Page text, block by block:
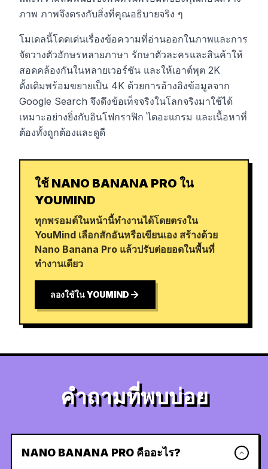
ภาพ ภาพจึงตรงกับสิ่งที่คุณอธิบายจริง ๆ
โมเดลนี้โดดเด่นเรื่องข้อความที่อ่านออกในภาพและการ
จัดวางตัวอักษรหลายภาษา รักษาตัวละครและสินค้าให้
สอดคล้องกันในหลายเวอร์ชัน และให้เอาต์พุต 2K
ดั้งเดิมพร้อมขยายเป็น 4K ด้วยการอ้างอิงข้อมูลจาก
Google Search จึงดึงข้อเท็จจริงในโลกจริงมาใช้ได้
เหมาะอย่างยิ่งกับอินโฟกราฟิก ไดอะแกรม และเนื้อหาที่
ต้องทั้งถูกต้องและดูดี
ใช้ NANO BANANA PRO ใน
YOUMIND
ทุกพรอมต์ในหน้านี้ทำงานได้โดยตรงใน
YouMind เลือกสักอันหรือเขียนเอง สร้างด้วย
Nano Banana Pro แล้วปรับต่อยอดในพื้นที่
ทำงานเดียว
ลองใช้ใน YOUMIND
คำถามที่พบบ่อย
NANO BANANA PRO คืออะไร?